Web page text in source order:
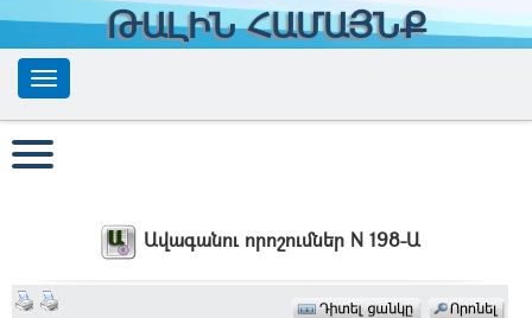
ԹԱԼԻՆ ՀԱՄԱՅՆՔ
Ավագանու որոշումներ N 198-Ա